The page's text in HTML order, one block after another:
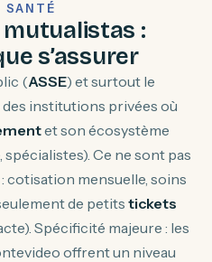
SANTÉ
:
s’assurer
(ASSE) et surtout le
institutions privées où
et son écosystème
Ce ne sont pas
cotisation mensuelle, soins
de petits tickets
Spécificité majeure : les
offrent un niveau